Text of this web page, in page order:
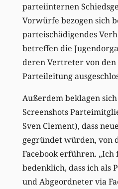
parteiinternen
Vorwürfe bezogen sich
parteischädigendes
betreffen die
deren Vertreter von den
Parteileitung
Außerdem beklagen
Screenshots
Sven Clement), dass
gegründet würden, von
Facebook erführen. „Ich
bedenklich, dass ich als
und Abgeordneter via